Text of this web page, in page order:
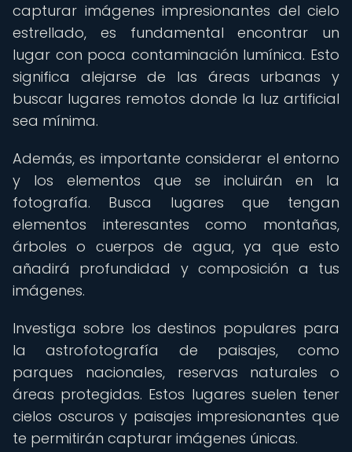
capturar imágenes impresionantes del cielo
estrellado, es fundamental encontrar un
lugar con poca contaminación lumínica. Esto
significa alejarse de las áreas urbanas y
buscar lugares remotos donde la luz artificial
sea mínima.
Además, es importante considerar el entorno
y los elementos que se incluirán en la
fotografía. Busca lugares que tengan
elementos interesantes como montañas,
árboles o cuerpos de agua, ya que esto
añadirá profundidad y composición a tus
imágenes.
Investiga sobre los destinos populares para
la astrofotografía de paisajes, como
parques nacionales, reservas naturales o
áreas protegidas. Estos lugares suelen tener
cielos oscuros y paisajes impresionantes que
te permitirán capturar imágenes únicas.